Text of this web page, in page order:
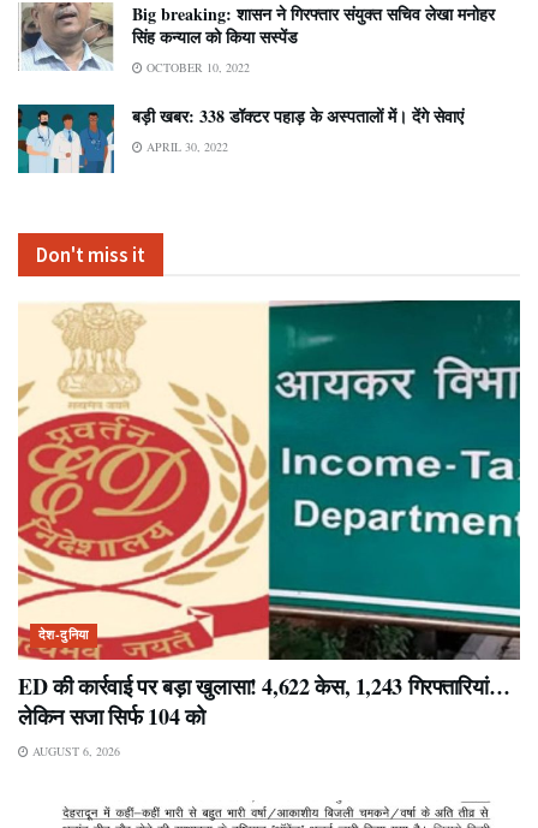
Big breaking: शासन ने गिरफ्तार संयुक्त सचिव लेखा मनोहर
सिंह कन्याल को किया सस्पेंड
OCTOBER 10, 2022
बड़ी खबर: 338 डॉक्टर पहाड़ के अस्पतालों में। देंगे सेवाएं
APRIL 30, 2022
Don't miss it
देश-दुनिया
ED की कार्रवाई पर बड़ा खुलासा! 4,622 केस, 1,243 गिरफ्तारियां…
लेकिन सजा सिर्फ 104 को
AUGUST 6, 2026